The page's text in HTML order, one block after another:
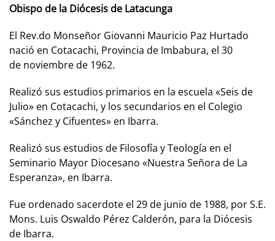
Obispo de la Diócesis de Latacunga
El Rev.do Monseñor Giovanni Mauricio Paz Hurtado
nació en Cotacachi, Provincia de Imbabura, el 30
de noviembre de 1962.
Realizó sus estudios primarios en la escuela «Seis de
Julio» en Cotacachi, y los secundarios en el Colegio
«Sánchez y Cifuentes» en Ibarra.
Realizó sus estudios de Filosofía y Teología en el
Seminario Mayor Diocesano «Nuestra Señora de La
Esperanza», en Ibarra.
Fue ordenado sacerdote el 29 de junio de 1988, por S.E.
Mons. Luis Oswaldo Pérez Calderón, para la Diócesis
de Ibarra.